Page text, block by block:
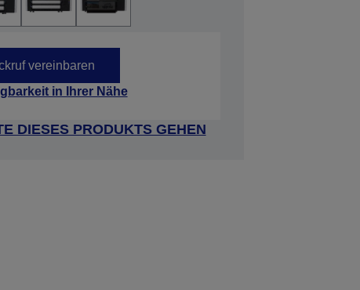
vereinbaren
in Ihrer Nähe
DIESES PRODUKTS GEHEN